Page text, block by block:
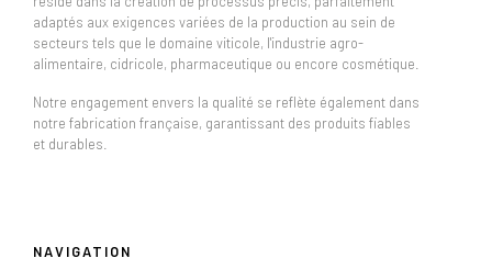
adaptés aux exigences variées de la production au sein de
secteurs tels que le domaine viticole, l'industrie agro-
alimentaire, cidricole, pharmaceutique ou encore cosmétique.
Notre engagement envers la qualité se reflète également dans
notre fabrication française, garantissant des produits fiables
et durables.
NAVIGATION